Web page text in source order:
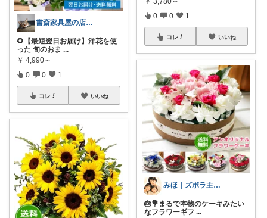
書斎家具屋の店長奥田
🌻【最短翌日お届け】洋花を使
った 旬のおま ...
￥ 4,990～
0 0 1
コレ いいね
0 0 1
コレ いいね
みほ｜ズボラ主婦の暮らしROOM
🎂💐まるで本物のケーキみたい
なフラワーギフ ...